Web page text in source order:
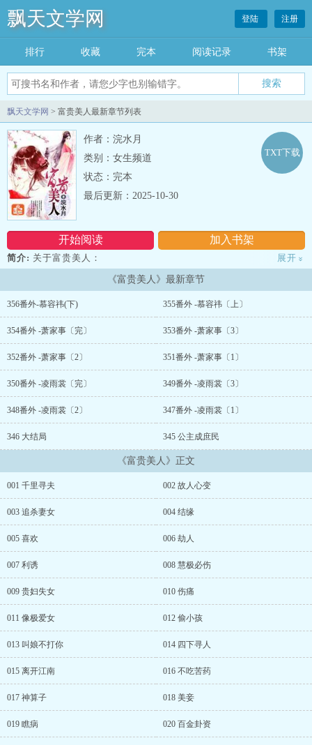
飘天文学网 登陆 注册
排行 收藏 完本 阅读记录 书架
飘天文学网 > 富贵美人最新章节列表
作者：浣水月
类别：女生频道
状态：完本
开始阅读 加入书架
TXT下载
最后更新：2025-10-30
简介: 关于富贵美人：
学霸校花云罗穿越了，
再见前世的母亲，她以为这一世能与母亲幸福一生，
可天有不测风云，她再成孤女。
“以我之痛还施彼身”定要他们倍尝她的痛苦，
狠虐渣男驸马爹、踩虐大公主后娘，
惊艳天下觅良缘，走出锦绣繁华路！！
－－－－－－－－－－－－
浣水月用心打造，坑品良好，放心跳坑。
请亲们关注、收藏、评论，票票什么滴都投来吧！
......
展开 »
《富贵美人》最新章节
356番外-慕容祎(下) 355番外 -慕容祎〔上〕
354番外 -萧家事〔完〕 353番外 -萧家事〔3〕
352番外 -萧家事〔2〕 351番外 -萧家事〔1〕
350番外 -凌雨裳〔完〕 349番外 -凌雨裳〔3〕
348番外 -凌雨裳〔2〕 347番外 -凌雨裳〔1〕
346 大结局 345 公主成庶民
《富贵美人》正文
001 千里寻夫 002 故人心变
003 追杀妻女 004 结缘
005 喜欢 006 劫人
007 利诱 008 慧极必伤
009 贵妇失女 010 伤痛
011 像极爱女 012 偷小孩
013 叫娘不打你 014 四下寻人
015 离开江南 016 不吃苦药
017 神算子 018 美妾
019 瞧病 020 百金卦资